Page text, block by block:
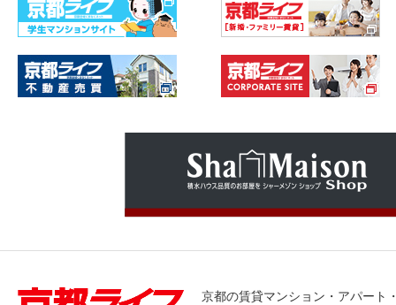
京都の賃貸マンション・アパート